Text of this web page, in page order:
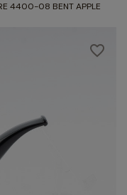
4400-08 BENT APPLE
favorite_border